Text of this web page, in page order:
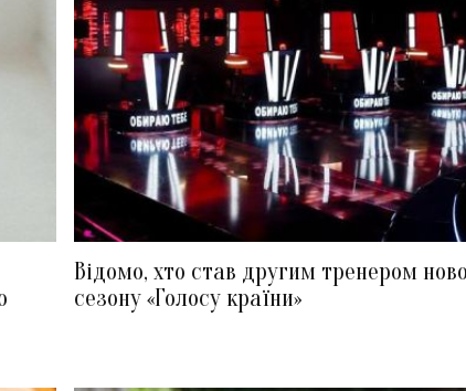
Відомо, хто став другим тренером
сезону «Голосу країни»